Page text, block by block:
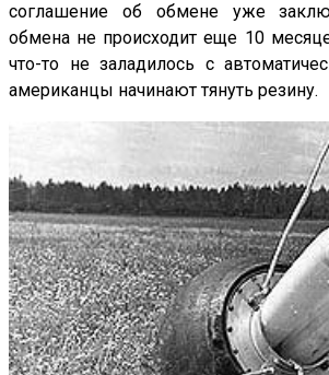
соглашение об обмене уже
обмена не происходит еще 10
что-то не заладилось с
американцы начинают тянуть резину.